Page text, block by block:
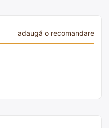
adaugă o recomandare